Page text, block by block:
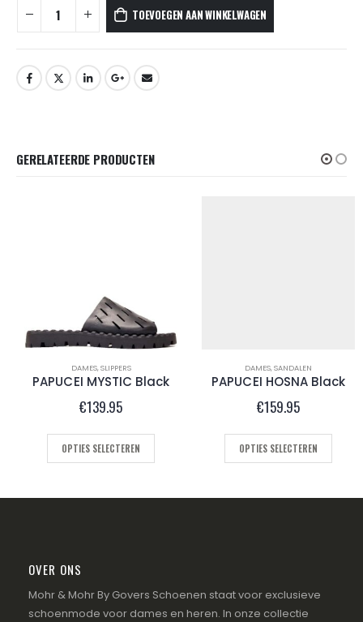
TOEVOEGEN AAN WINKELWAGEN
GERELATEERDE PRODUCTEN
DAMES,SLIPPERS
PAPUCEI MYSTIC Black
139.95
OPTIES SELECTEREN
DAMES,SANDALEN
PAPUCEI HOSNA Black
159.95
OPTIES SELECTEREN
OVER ONS
Mohr & Mohr By Govers Schoenen staat voor exclusieve
schoenmode voor dames en heren. In onze collectie